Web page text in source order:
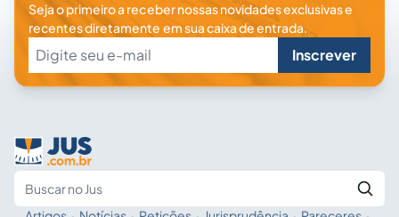
Seja o primeiro a receber nossas novidades exclusivas e
recentes diretamente em sua caixa de entrada.
Inscrever